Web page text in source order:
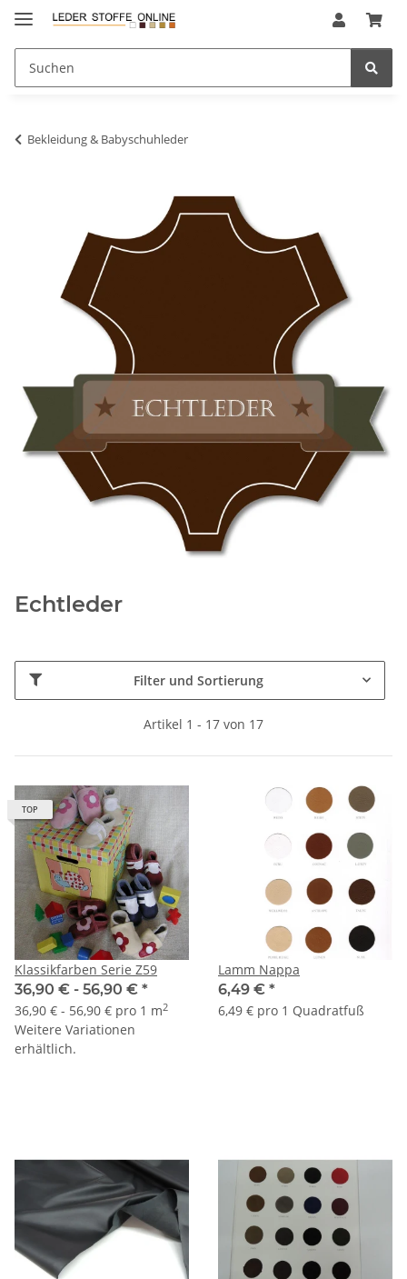
Bekleidung & Babyschuhleder
Echtleder
Filter und Sortierung
Artikel 1 - 17 von 17
TOP
Klassikfarben Serie Z59
36,90 € - 56,90 € *
36,90 € - 56,90 € pro 1 m2
Weitere Variationen
erhältlich.
Lamm Nappa
6,49 € *
6,49 € pro 1 Quadratfuß